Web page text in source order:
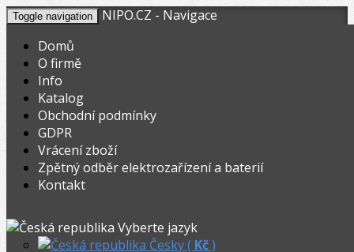
Toggle navigation
NIPO.CZ - Navigace
Domů
O firmě
Info
Katalog
Obchodní podmínky
GDPR
Vrácení zboží
Zpětný odběr elektrozařízení a baterií
Kontakt
Vyberte jazyk
Česky ( Kč)
V nákupním košíku máte
Celkem: 0,00
Registrovat Přihlásit
NIPO.CZ
REMS Lisovací kleště TH 17
REMS Lisovací kleště TH 17